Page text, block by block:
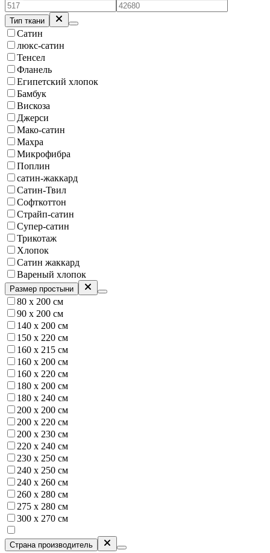
Тип ткани
Сатин
люкс-сатин
Тенсел
Фланель
Египетский хлопок
Бамбук
Вискоза
Джерси
Мако-сатин
Махра
Микрофибра
Поплин
сатин-жаккард
Сатин-Твил
Софткоттон
Страйп-сатин
Супер-сатин
Трикотаж
Хлопок
Сатин жаккард
Вареный хлопок
Размер простыни
80 х 200 см
90 х 200 см
140 х 200 см
150 x 220 см
160 х 215 см
160 х 200 см
160 х 220 см
180 х 200 см
180 х 240 см
200 х 200 см
200 х 220 см
200 х 230 см
220 х 240 см
230 х 250 см
240 х 250 см
240 х 260 см
260 х 280 см
275 х 280 см
300 х 270 см
Страна производитель